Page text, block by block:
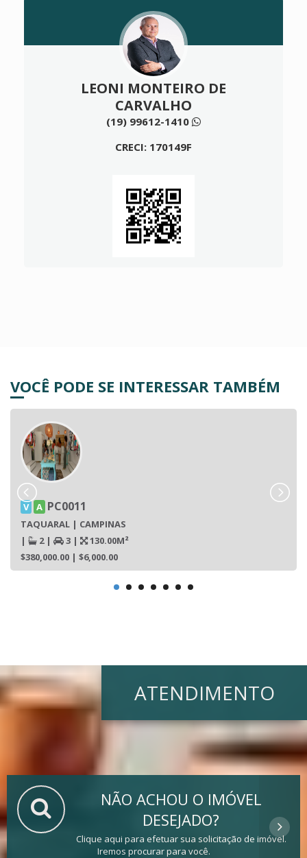
LEONI MONTEIRO DE
CARVALHO
(19) 99612-1410
CRECI: 170149F
VOCÊ PODE SE INTERESSAR TAMBÉM
V A PC0011
TAQUARAL | CAMPINAS
|
2 | 3 |
130.00M²
$380,000.00 | $6,000.00
ATENDIMENTO
NÃO ACHOU O IMÓVEL
DESEJADO?
Clique aqui para efetuar sua solicitação de imóvel.
Iremos procurar para você.